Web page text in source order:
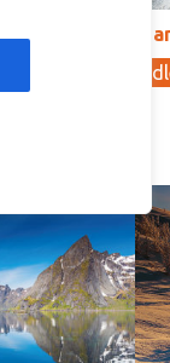
SD151 –
Legg i
North